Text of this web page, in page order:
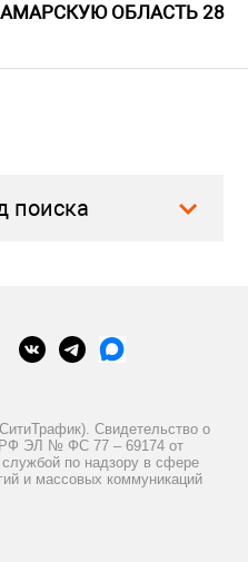
ОБЛАСТЬ 28
поиска
Свидетельство о
РФ ЭЛ № ФС 77 – 69174 от
по надзору в сфере
и массовых коммуникаций